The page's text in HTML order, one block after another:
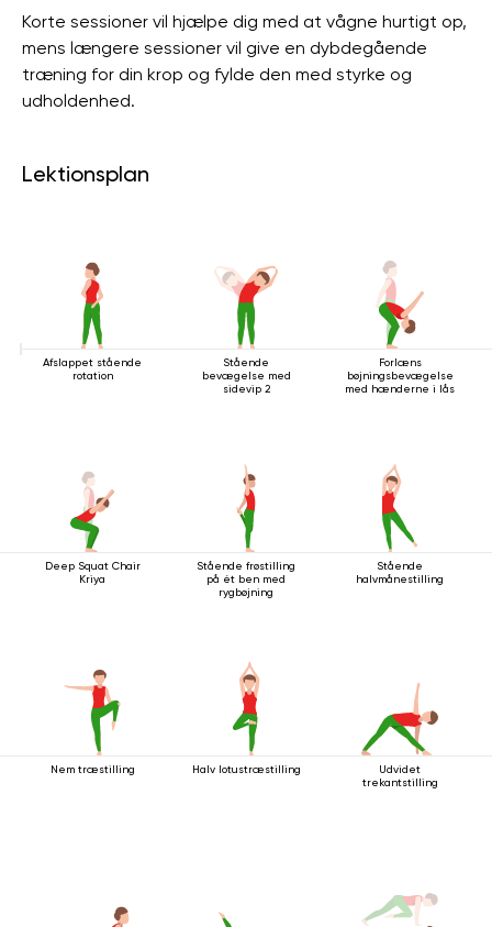
Korte sessioner vil hjælpe dig med at vågne hurtigt op,
mens længere sessioner vil give en dybdegående
træning for din krop og fylde den med styrke og
udholdenhed.
Lektionsplan
Afslappet stående
rotation
Stående
bevægelse med
sidevip 2
Forlæns
bøjningsbevægelse
med hænderne i lås
Deep Squat Chair
Kriya
Stående frøstilling
på ét ben med
rygbøjning
Stående
halvmånestilling
Nem træstilling Halv lotustræstilling
Udvidet
trekantstilling